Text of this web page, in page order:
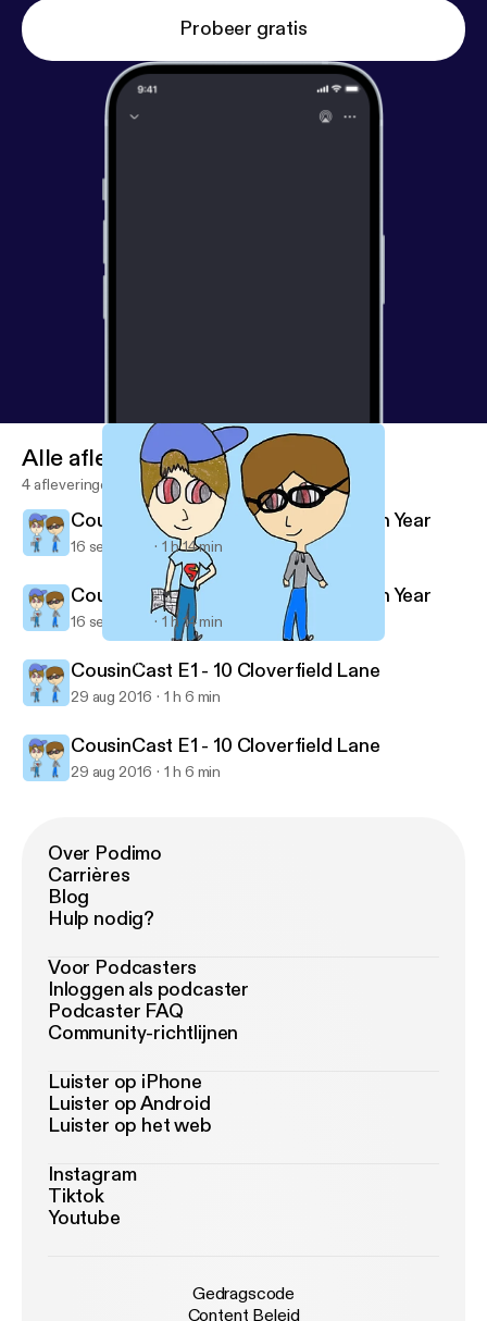
Probeer gratis
CousinCast
Alle afleveringen
4 afleveringen
CousinCast E2 - The Purge: Election Year
16 sep 2016 1 h 14 min
CousinCast E2 - The Purge: Election Year
16 sep 2016 1 h 14 min
CousinCast E1 - 10 Cloverfield Lane
29 aug 2016 1 h 6 min
CousinCast E1 - 10 Cloverfield Lane
29 aug 2016 1 h 6 min
Over Podimo
Carrières
Blog
Hulp nodig?
Voor Podcasters
Inloggen als podcaster
Podcaster FAQ
Community-richtlijnen
Luister op iPhone
Luister op Android
Luister op het web
Instagram
Tiktok
Youtube
Gedragscode
Content Beleid